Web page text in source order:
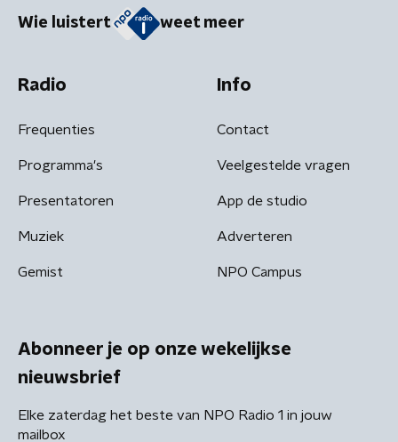
Wie luistert weet meer
Radio
Frequenties
Programma's
Presentatoren
Muziek
Gemist
Info
Contact
Veelgestelde vragen
App de studio
Adverteren
NPO Campus
Abonneer je op onze wekelijkse
nieuwsbrief
Elke zaterdag het beste van NPO Radio 1 in jouw
mailbox